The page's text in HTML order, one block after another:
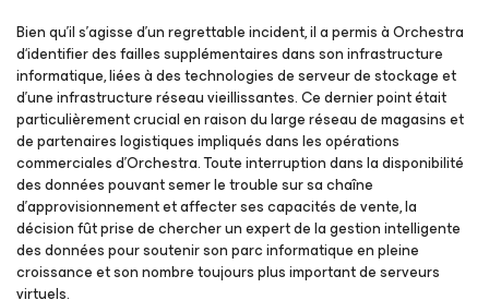
Bien qu’il s’agisse d’un regrettable incident, il a permis à Orchestra
d‘identifier des failles supplémentaires dans son infrastructure
informatique, liées à des technologies de serveur de stockage et
d’une infrastructure réseau vieillissantes. Ce dernier point était
particulièrement crucial en raison du large réseau de magasins et
de partenaires logistiques impliqués dans les opérations
commerciales d’Orchestra. Toute interruption dans la disponibilité
des données pouvant semer le trouble sur sa chaîne
d’approvisionnement et affecter ses capacités de vente, la
décision fût prise de chercher un expert de la gestion intelligente
des données pour soutenir son parc informatique en pleine
croissance et son nombre toujours plus important de serveurs
virtuels.